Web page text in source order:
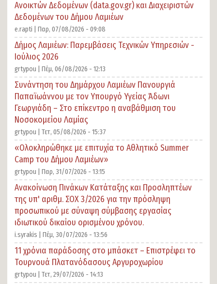
Ανοικτών Δεδομένων (data.gov.gr) και Διαχειριστών
Δεδομένων του Δήμου Λαμιέων
e.rapti | Παρ, 07/08/2026 - 09:08
Δήμος Λαμιέων: Παρεμβάσεις Τεχνικών Υπηρεσιών -
Ιούλιος 2026
grtypou | Πέμ, 06/08/2026 - 12:13
Συνάντηση του Δημάρχου Λαμιέων Πανουργιά
Παπαϊωάννου με τον Υπουργό Υγείας Άδωνι
Γεωργιάδη – Στο επίκεντρο η αναβάθμιση του
Νοσοκομείου Λαμίας
grtypou | Τετ, 05/08/2026 - 15:37
«Ολοκληρώθηκε με επιτυχία το Αθλητικό Summer
Camp του Δήμου Λαμιέων»
grtypou | Παρ, 31/07/2026 - 13:15
Ανακοίνωση Πινάκων Κατάταξης και Προσληπτέων
της υπ' αριθμ. ΣΟΧ 3/2026 για την πρόσληψη
προσωπικού με σύναψη σύμβασης εργασίας
ιδιωτικού δικαίου ορισμένου χρόνου.
i.syrakis | Πέμ, 30/07/2026 - 13:56
11 χρόνια παράδοσης στο μπάσκετ – Επιστρέφει το
Τουρνουά Πλατανόδασους Αργυροχωρίου
grtypou | Τετ, 29/07/2026 - 14:13